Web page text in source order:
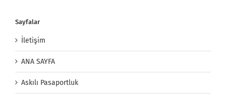
Sayfalar
İletişim
ANA SAYFA
Askılı Pasaportluk